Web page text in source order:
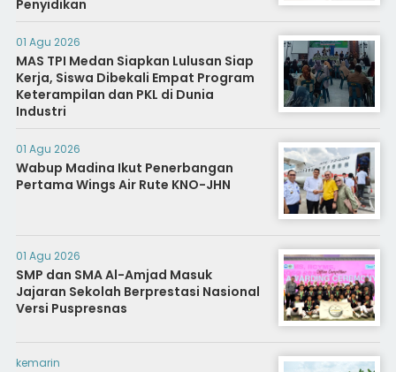
Penyidikan
01 Agu 2026
MAS TPI Medan Siapkan Lulusan Siap
Kerja, Siswa Dibekali Empat Program
Keterampilan dan PKL di Dunia
Industri
01 Agu 2026
Wabup Madina Ikut Penerbangan
Pertama Wings Air Rute KNO-JHN
01 Agu 2026
SMP dan SMA Al-Amjad Masuk
Jajaran Sekolah Berprestasi Nasional
Versi Puspresnas
kemarin